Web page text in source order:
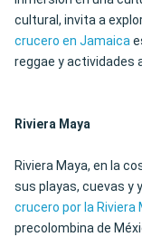
cultural, invita a
crucero en Jamaica
reggae y actividades
Riviera Maya
Riviera Maya, en la
sus playas, cuevas y
crucero por la Riviera
precolombina de